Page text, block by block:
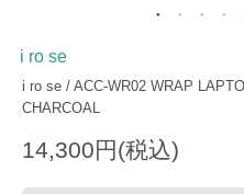
i ro se
i ro se / ACC-WR02 WRAP
CHARCOAL
14,300円(税込)